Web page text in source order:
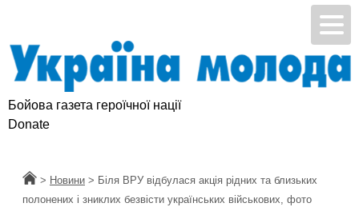
Бойова газета героїчної нації
Donate
Головна
> Новини > Біля ВРУ відбулася акція рідних та близьких
полонених і зниклих безвісти українських військових, фото